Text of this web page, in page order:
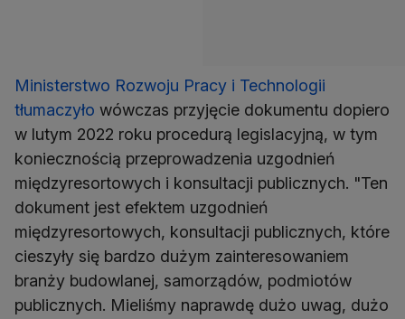
Ministerstwo Rozwoju Pracy i Technologii
tłumaczyło wówczas przyjęcie dokumentu dopiero
w lutym 2022 roku procedurą legislacyjną, w tym
koniecznością przeprowadzenia uzgodnień
międzyresortowych i konsultacji publicznych. "Ten
dokument jest efektem uzgodnień
międzyresortowych, konsultacji publicznych, które
cieszyły się bardzo dużym zainteresowaniem
branży budowlanej, samorządów, podmiotów
publicznych. Mieliśmy naprawdę dużo uwag, dużo